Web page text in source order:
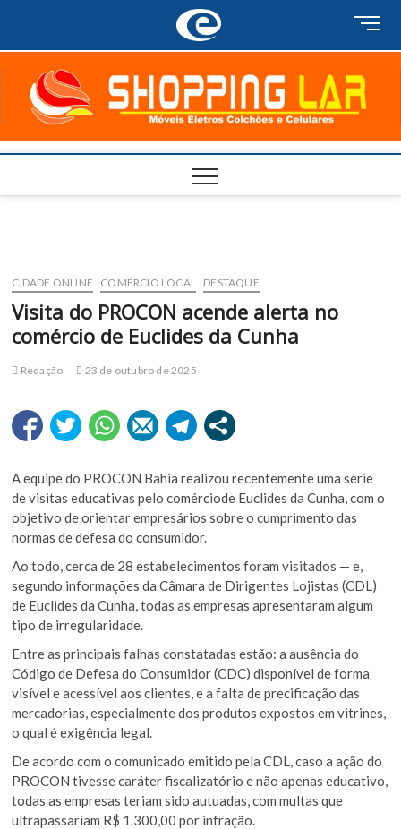
content
M
u
B
t
t
n
CIDADE ONLINE COMÉRCIO LOCAL DESTAQUE
Visita do PROCON acende alerta no
comércio de Euclides da Cunha
Redação 23 de outubro de 2025
A equipe do PROCON Bahia realizou recentemente uma série
de visitas educativas pelo comérciode Euclides da Cunha, com o
objetivo de orientar empresários sobre o cumprimento das
normas de defesa do consumidor.
Ao todo, cerca de 28 estabelecimentos foram visitados — e,
segundo informações da Câmara de Dirigentes Lojistas (CDL)
de Euclides da Cunha, todas as empresas apresentaram algum
tipo de irregularidade.
Entre as principais falhas constatadas estão: a ausência do
Código de Defesa do Consumidor (CDC) disponível de forma
visível e acessível aos clientes, e a falta de precificação das
mercadorias, especialmente dos produtos expostos em vitrines,
o qual é exigência legal.
De acordo com o comunicado emitido pela CDL, caso a ação do
PROCON tivesse caráter fiscalizatório e não apenas educativo,
todas as empresas teriam sido autuadas, com multas que
ultrapassariam R$ 1.300,00 por infração.